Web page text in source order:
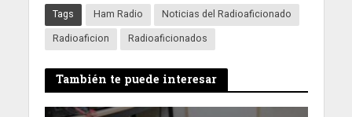
Tags Ham Radio
Noticias del Radioaficionado
Radioaficion
Radioaficionados
También te puede interesar